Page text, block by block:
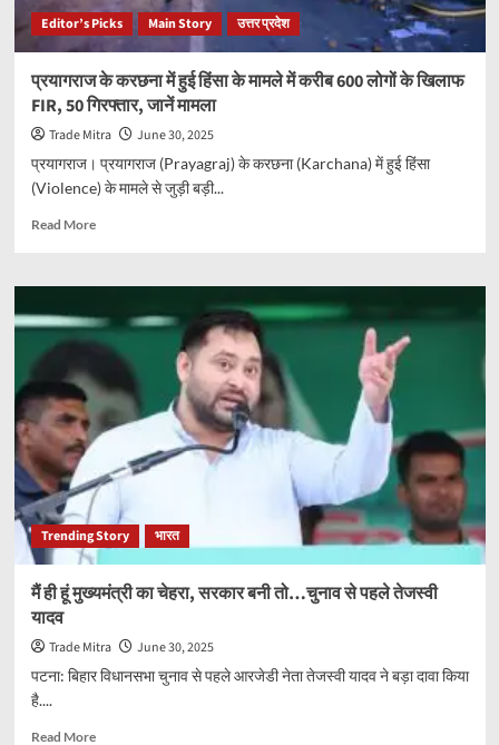
घर
में
3
लाशें,
सुसाइड
हुआ
Editor’s Picks Main Story उत्तर प्रदेश
प्रयागराज के करछना में हुई हिंसा के मामले में करीब 600 लोगों के खिलाफ
FIR, 50 गिरफ्तार, जानें मामला
Trade Mitra
June 30, 2025
प्रयागराज। प्रयागराज (Prayagraj) के करछना (Karchana) में हुई हिंसा
(Violence) के मामले से जुड़ी बड़ी...
Read MoreRead
प्रयागराज
करछना
में
हिंसा
के
मामले
करीब
600
लोगों
के
खिलाफ
FIR,
50
जानें
मामला
Trending Story भारत
मैं ही हूं मुख्यमंत्री का चेहरा, सरकार बनी तो…चुनाव से पहले तेजस्वी
यादव
Trade Mitra
June 30, 2025
पटना: बिहार विधानसभा चुनाव से पहले आरजेडी नेता तेजस्वी यादव ने बड़ा दावा किया
है....
Read MoreRead